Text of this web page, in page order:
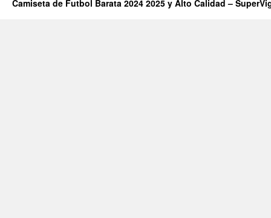
Camiseta de Futbol Barata 2024 2025 y Alto Calidad –